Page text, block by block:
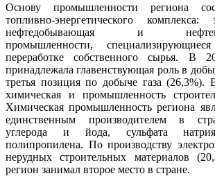
Основу промышленности региона
топливно-энергетического комплекса:
нефтедобывающая и
промышленности,
переработке собственного сырья. В
принадлежала главенствующая роль в
третья позиция по добыче газа (26,3%).
химическая и промышленность
Химическая промышленность региона
единственным производителем в
углерода и йода, сульфата
полипропилена. По производству
нерудных строительных материалов
регион занимал второе место в стране.